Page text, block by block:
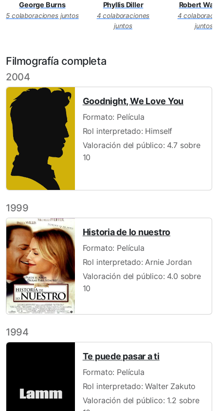
George Burns
5 colaboraciones juntos
Phyllis Diller
4 colaboraciones
juntos
Robert
4
juntos
Filmografía completa
2004
Goodnight, We Love You
Formato: Película
Rol interpretado: Himself
Valoración del público: 4.7 sobre
10
1999
Historia de lo nuestro
Formato: Película
Rol interpretado: Arnie Jordan
Valoración del público: 4.0 sobre
10
1994
Te puede pasar a ti
Formato: Película
Rol interpretado: Walter Zakuto
Valoración del público: 1.2 sobre